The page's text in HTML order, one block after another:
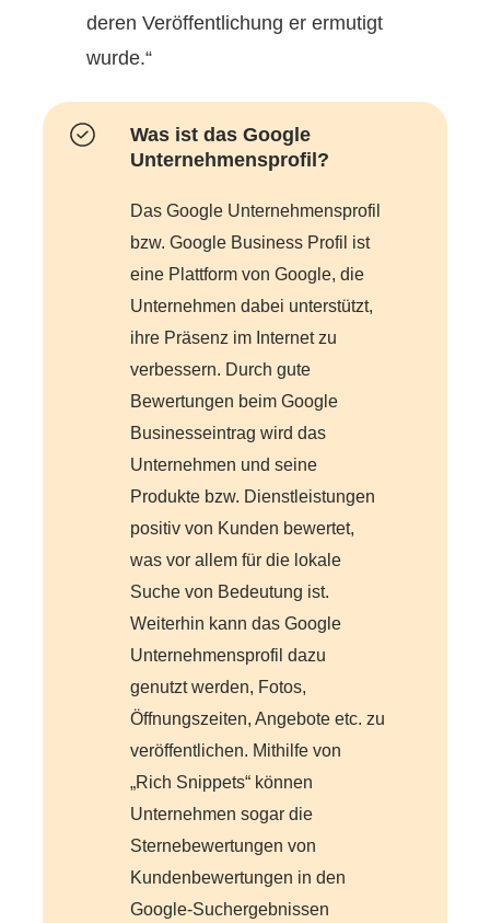
deren Veröffentlichung er ermutigt
wurde.“
Was ist das Google
Unternehmensprofil?
Das Google Unternehmensprofil
bzw. Google Business Profil ist
eine Plattform von Google, die
Unternehmen dabei unterstützt,
ihre Präsenz im Internet zu
verbessern. Durch gute
Bewertungen beim Google
Businesseintrag wird das
Unternehmen und seine
Produkte bzw. Dienstleistungen
positiv von Kunden bewertet,
was vor allem für die lokale
Suche von Bedeutung ist.
Weiterhin kann das Google
Unternehmensprofil dazu
genutzt werden, Fotos,
Öffnungszeiten, Angebote etc. zu
veröffentlichen. Mithilfe von
„Rich Snippets“ können
Unternehmen sogar die
Sternebewertungen von
Kundenbewertungen in den
Google-Suchergebnissen